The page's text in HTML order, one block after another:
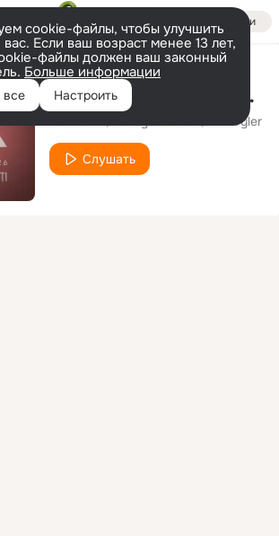
Войти
cookie-файлы, чтобы улучшить
Если ваш возраст менее 13 лет,
файлы должен ваш законный
Больше информации
все Настроить Before I Go (Original Mix)
Tom Tyler
Слушать